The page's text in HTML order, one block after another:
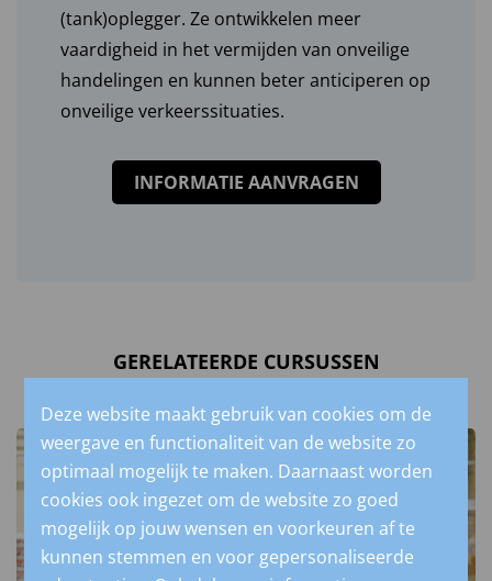
(tank)oplegger. Ze ontwikkelen meer
vaardigheid in het vermijden van onveilige
handelingen en kunnen beter anticiperen op
onveilige verkeerssituaties.
INFORMATIE AANVRAGEN
GERELATEERDE CURSUSSEN
Deze website maakt gebruik van cookies om de
weergave en functionaliteit van de website zo
optimaal mogelijk te maken. Daarnaast worden
cookies ook ingezet om de website zo goed
mogelijk op jouw wensen en voorkeuren af te
kunnen stemmen en voor gepersonaliseerde